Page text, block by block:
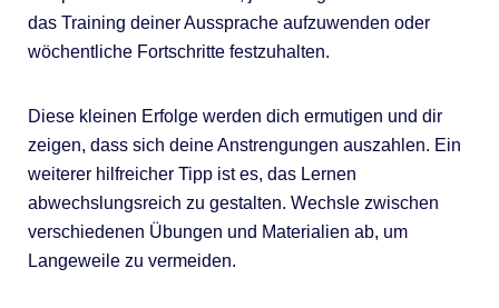
das Training deiner Aussprache aufzuwenden oder
wöchentliche Fortschritte festzuhalten.
Diese kleinen Erfolge werden dich ermutigen und dir
zeigen, dass sich deine Anstrengungen auszahlen. Ein
weiterer hilfreicher Tipp ist es, das Lernen
abwechslungsreich zu gestalten. Wechsle zwischen
verschiedenen Übungen und Materialien ab, um
Langeweile zu vermeiden.